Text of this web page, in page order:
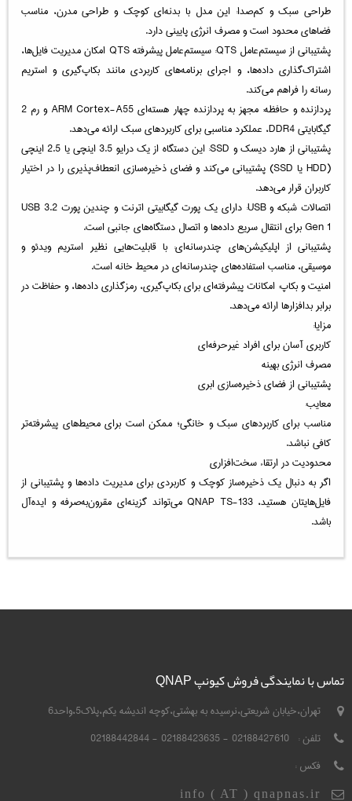
طراحی سبک و کم‌صدا: این مدل با بدنه‌ای کوچک و طراحی مدرن، مناسب
فضاهای محدود است و مصرف انرژی پایینی دارد.
پشتیبانی از سیستم‌عامل QTS: سیستم‌عامل پیشرفته QTS امکان مدیریت فایل‌ها،
اشتراک‌گذاری داده‌ها، و اجرای برنامه‌های کاربردی مانند بکاپ‌گیری و استریم
رسانه را فراهم می‌کند.
پردازنده و حافظه: مجهز به پردازنده چهار هسته‌ای ARM Cortex-A55 و رم 2
گیگابایتی DDR4، عملکرد مناسبی برای کاربردهای سبک ارائه می‌دهد.
پشتیبانی از هارد دیسک و SSD: این دستگاه از یک درایو 3.5 اینچی یا 2.5 اینچی
(HDD یا SSD) پشتیبانی می‌کند و فضای ذخیره‌سازی انعطاف‌پذیری را در اختیار
کاربران قرار می‌دهد.
اتصالات شبکه و USB: دارای یک پورت گیگابیتی اترنت و چندین پورت USB 3.2
Gen 1 برای انتقال سریع داده‌ها و اتصال دستگاه‌های جانبی است.
پشتیبانی از اپلیکیشن‌های چندرسانه‌ای: با قابلیت‌هایی نظیر استریم ویدئو و
موسیقی، مناسب استفاده‌های چندرسانه‌ای در محیط خانه است.
امنیت و بکاپ: امکانات پیشرفته‌ای برای بکاپ‌گیری، رمزگذاری داده‌ها، و حفاظت در
برابر بدافزارها ارائه می‌دهد.
مزایا:
کاربری آسان برای افراد غیرحرفه‌ای
مصرف انرژی بهینه
پشتیبانی از فضای ذخیره‌سازی ابری
معایب:
مناسب برای کاربردهای سبک و خانگی؛ ممکن است برای محیط‌های پیشرفته‌تر
کافی نباشد.
محدودیت در ارتقاء سخت‌افزاری
اگر به دنبال یک ذخیره‌ساز کوچک و کاربردی برای مدیریت داده‌ها و پشتیبانی از
فایل‌هایتان هستید، QNAP TS-133 می‌تواند گزینه‌ای مقرون‌به‌صرفه و ایده‌آل
باشد.
تماس با نمایندگی فروش کیونپ QNAP
تهران،خیابان شریعتی،نرسیده به بهشتی،کوچه اندیشه یکم،پلاک5،واحد6
تلفن : 02188427610 - 02188423635 - 02188442844
فکس :
info ( AT ) qnapnas.ir